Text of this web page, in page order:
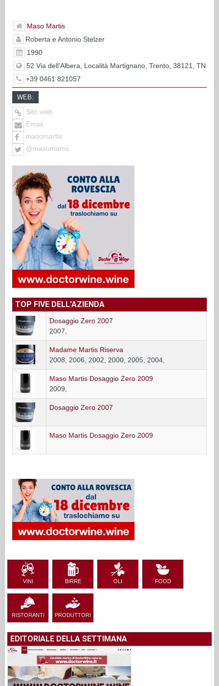
Maso Martis
Roberta e Antonio Stelzer
1990
52 Via dell'Albera, Località Martignano, Trento, 38121, TN
+39 0461 821057
WEB:
Sito web
Email
masomartis
@masomartis
TOP FIVE DELL'AZIENDA
Dosaggio Zero 2007
2007,
Madame Martis Riserva
2008, 2006, 2002, 2000, 2005, 2004,
Maso Martis Dosaggio Zero 2009
2009,
Dosaggio Zero 2007
Maso Martis Dosaggio Zero 2009
VINI BIRRE OLI FOOD
RISTORANTI PRODUTTORI
EDITORIALE DELLA SETTIMANA